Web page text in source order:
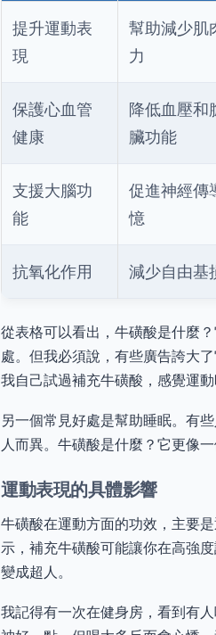
提升運動表
現
幫助減少肌
力
保護心血管
健康
降低血壓和
臟功能
支援大腦功
能
促進神經傳
憶
抗氧化作用 減少自由基
從表格可以看出，牛磺酸是什麼
處。但我必須說，有些廣告誇大
我自己試過補充牛磺酸，感覺運
另一個常見好處是幫助睡眠。有
人而異。牛磺酸是什麼？它更像
運動表現的具體影響
牛磺酸在運動方面的功效，主要
示，補充牛磺酸可能讓你在高強
變成超人。
我記得有一次在健身房，看到有